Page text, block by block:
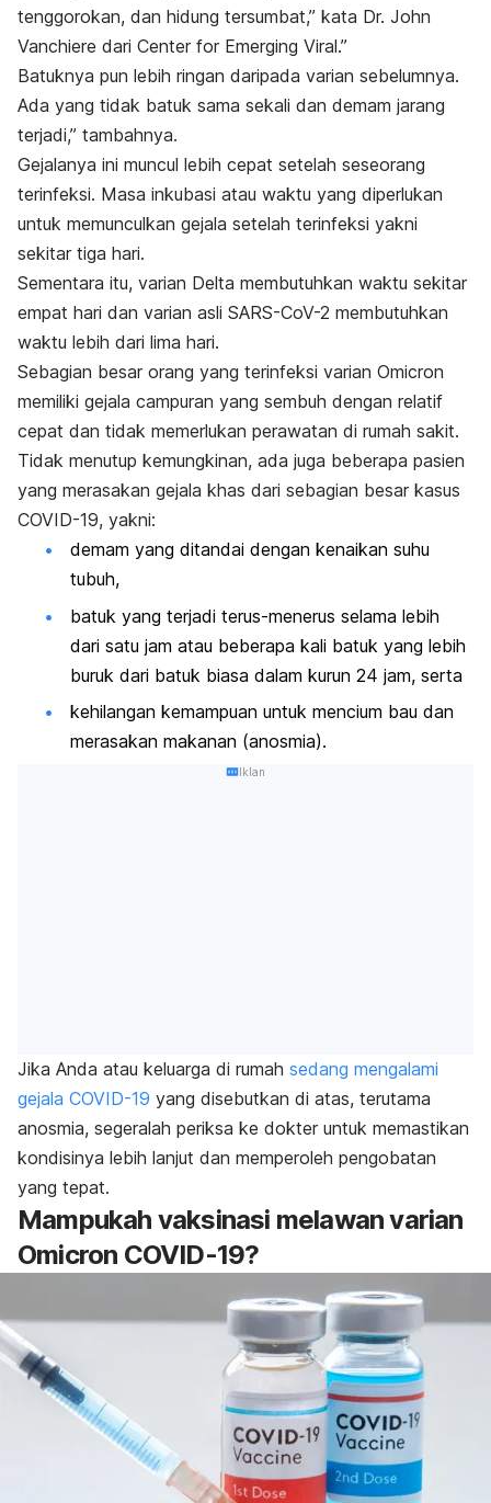
tenggorokan, dan hidung tersumbat,” kata Dr. John
Vanchiere dari Center for Emerging Viral.”
Batuknya pun lebih ringan daripada varian sebelumnya.
Ada yang tidak batuk sama sekali dan demam jarang
terjadi,” tambahnya.
Gejalanya ini muncul lebih cepat setelah seseorang
terinfeksi. Masa inkubasi atau waktu yang diperlukan
untuk memunculkan gejala setelah terinfeksi yakni
sekitar tiga hari.
Sementara itu, varian Delta membutuhkan waktu sekitar
empat hari dan varian asli SARS-CoV-2 membutuhkan
waktu lebih dari lima hari.
Sebagian besar orang yang terinfeksi varian Omicron
memiliki gejala campuran yang sembuh dengan relatif
cepat dan tidak memerlukan perawatan di rumah sakit.
Tidak menutup kemungkinan, ada juga beberapa pasien
yang merasakan gejala khas dari sebagian besar kasus
COVID-19, yakni:
demam yang ditandai dengan kenaikan suhu
tubuh,
batuk yang terjadi terus-menerus selama lebih
dari satu jam atau beberapa kali batuk yang lebih
buruk dari batuk biasa dalam kurun 24 jam, serta
kehilangan kemampuan untuk mencium bau dan
merasakan makanan (anosmia).
Iklan
Jika Anda atau keluarga di rumah sedang mengalami
gejala COVID-19 yang disebutkan di atas, terutama
anosmia, segeralah periksa ke dokter untuk memastikan
kondisinya lebih lanjut dan memperoleh pengobatan
yang tepat.
Mampukah vaksinasi melawan varian
Omicron COVID-19?